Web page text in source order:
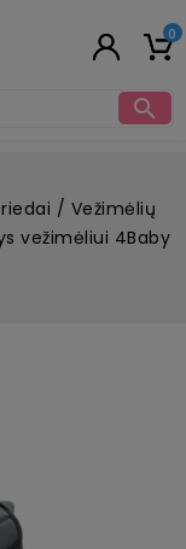
0

Vežimėlių
vežimėliui 4Baby